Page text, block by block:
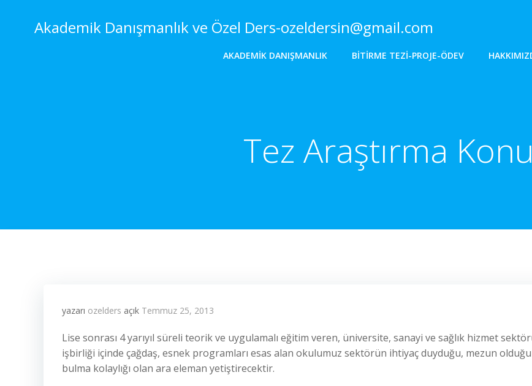
Akademik Danışmanlık ve Özel Ders-ozeldersin@gmail.com
AKADEMIK DANIŞMANLIK BITIRME TEZI-PROJE-ÖDEV
Tez Araştırma
yazarı ozelders açık Temmuz 25, 2013
Lise sonrası 4 yarıyıl süreli teorik ve uygulamalı eğitim veren, üniversite, sanayi ve sağlık hizmet
işbirliği içinde çağdaş, esnek programları esas alan okulumuz sektörün ihtiyaç duyduğu, mezun
bulma kolaylığı olan ara eleman yetiştirecektir.